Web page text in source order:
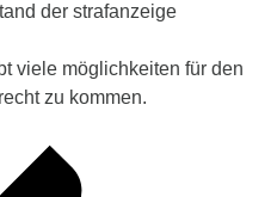
der strafanzeige
viele möglichkeiten für den
zu kommen.